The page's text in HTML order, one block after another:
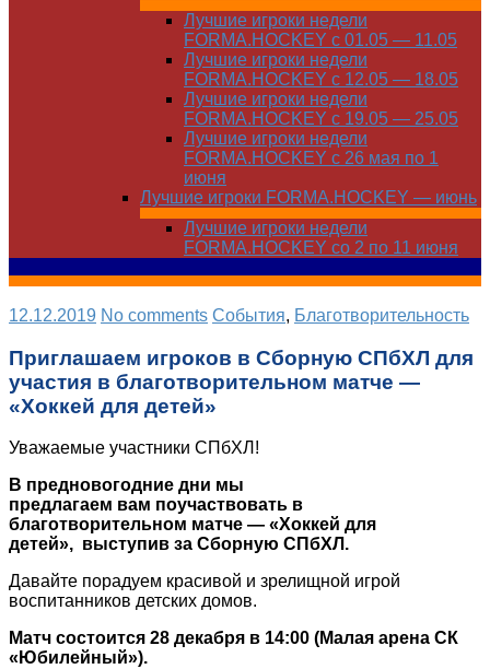
Лучшие игроки недели
FORMA.HOCKEY с 01.05 — 11.05
Лучшие игроки недели
FORMA.HOCKEY с 12.05 — 18.05
Лучшие игроки недели
FORMA.HOCKEY с 19.05 — 25.05
Лучшие игроки недели
FORMA.HOCKEY с 26 мая по 1
июня
Лучшие игроки FORMA.HOCKEY — июнь
Лучшие игроки недели
FORMA.HOCKEY со 2 по 11 июня
12.12.2019 No comments Cобытия, Благотворительность
Приглашаем игроков в Сборную СПбХЛ для
участия в благотворительном матче —
«Хоккей для детей»
Уважаемые участники СПбХЛ!
В предновогодние дни мы
предлагаем вам поучаствовать в
благотворительном матче — «Хоккей для
детей», выступив за Сборную СПбХЛ.
Давайте порадуем красивой и зрелищной игрой
воспитанников детских домов.
Матч состоится 28 декабря в 14:00 (Малая арена СК
«Юбилейный»).